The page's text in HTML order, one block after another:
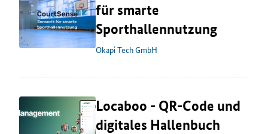
für smarte
Sporthallennutzung
Okapi Tech GmbH
Locaboo - QR-Code und
digitales Hallenbuch